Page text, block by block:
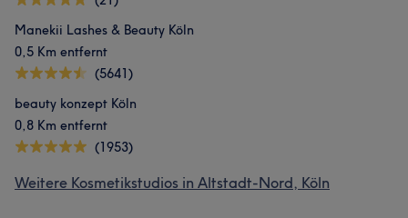
Manekii Lashes & Beauty Köln
0,5 Km entfernt
(5641)
beauty konzept Köln
0,8 Km entfernt
(1953)
Weitere Kosmetikstudios in Altstadt-Nord, Köln